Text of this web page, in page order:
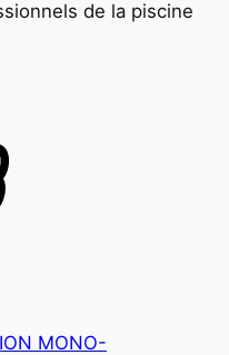
de la piscine
MONO-